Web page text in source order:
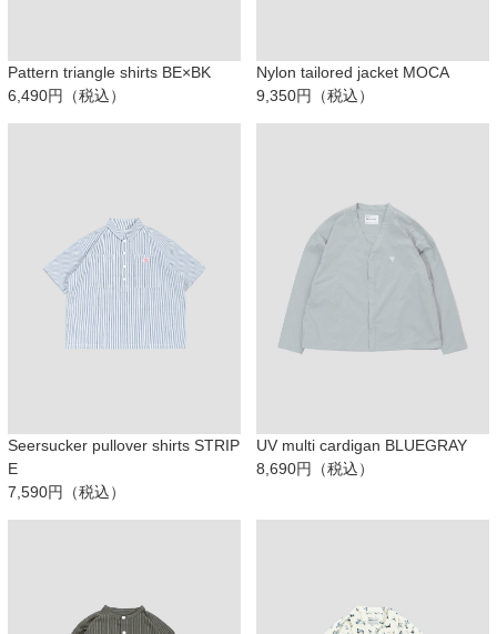
Pattern triangle shirts BE×BK
6,490円（税込）
Nylon tailored jacket MOCA
9,350円（税込）
Seersucker pullover shirts STRIP
E
7,590円（税込）
UV multi cardigan BLUEGRAY
8,690円（税込）